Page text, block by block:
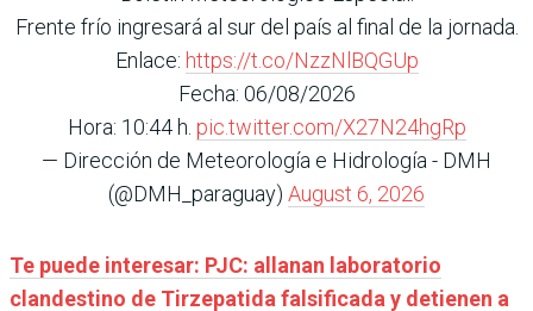
Frente frío ingresará al sur del país al final de la jornada.
Enlace: https://t.co/NzzNlBQGUp
Fecha: 06/08/2026
Hora: 10:44 h. pic.twitter.com/X27N24hgRp
— Dirección de Meteorología e Hidrología - DMH
(@DMH_paraguay) August 6, 2026
Te puede interesar: PJC: allanan laboratorio
clandestino de Tirzepatida falsificada y detienen a